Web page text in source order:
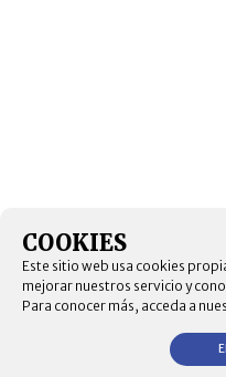
COOKIES
Este sitio web usa cookies
mejorar nuestros servicio y
Para conocer más, acceda a